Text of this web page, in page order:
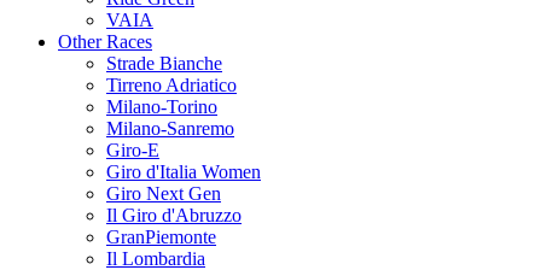
VAIA
Other Races
Strade Bianche
Tirreno Adriatico
Milano-Torino
Milano-Sanremo
Giro-E
Giro d'Italia Women
Giro Next Gen
Il Giro d'Abruzzo
GranPiemonte
Il Lombardia